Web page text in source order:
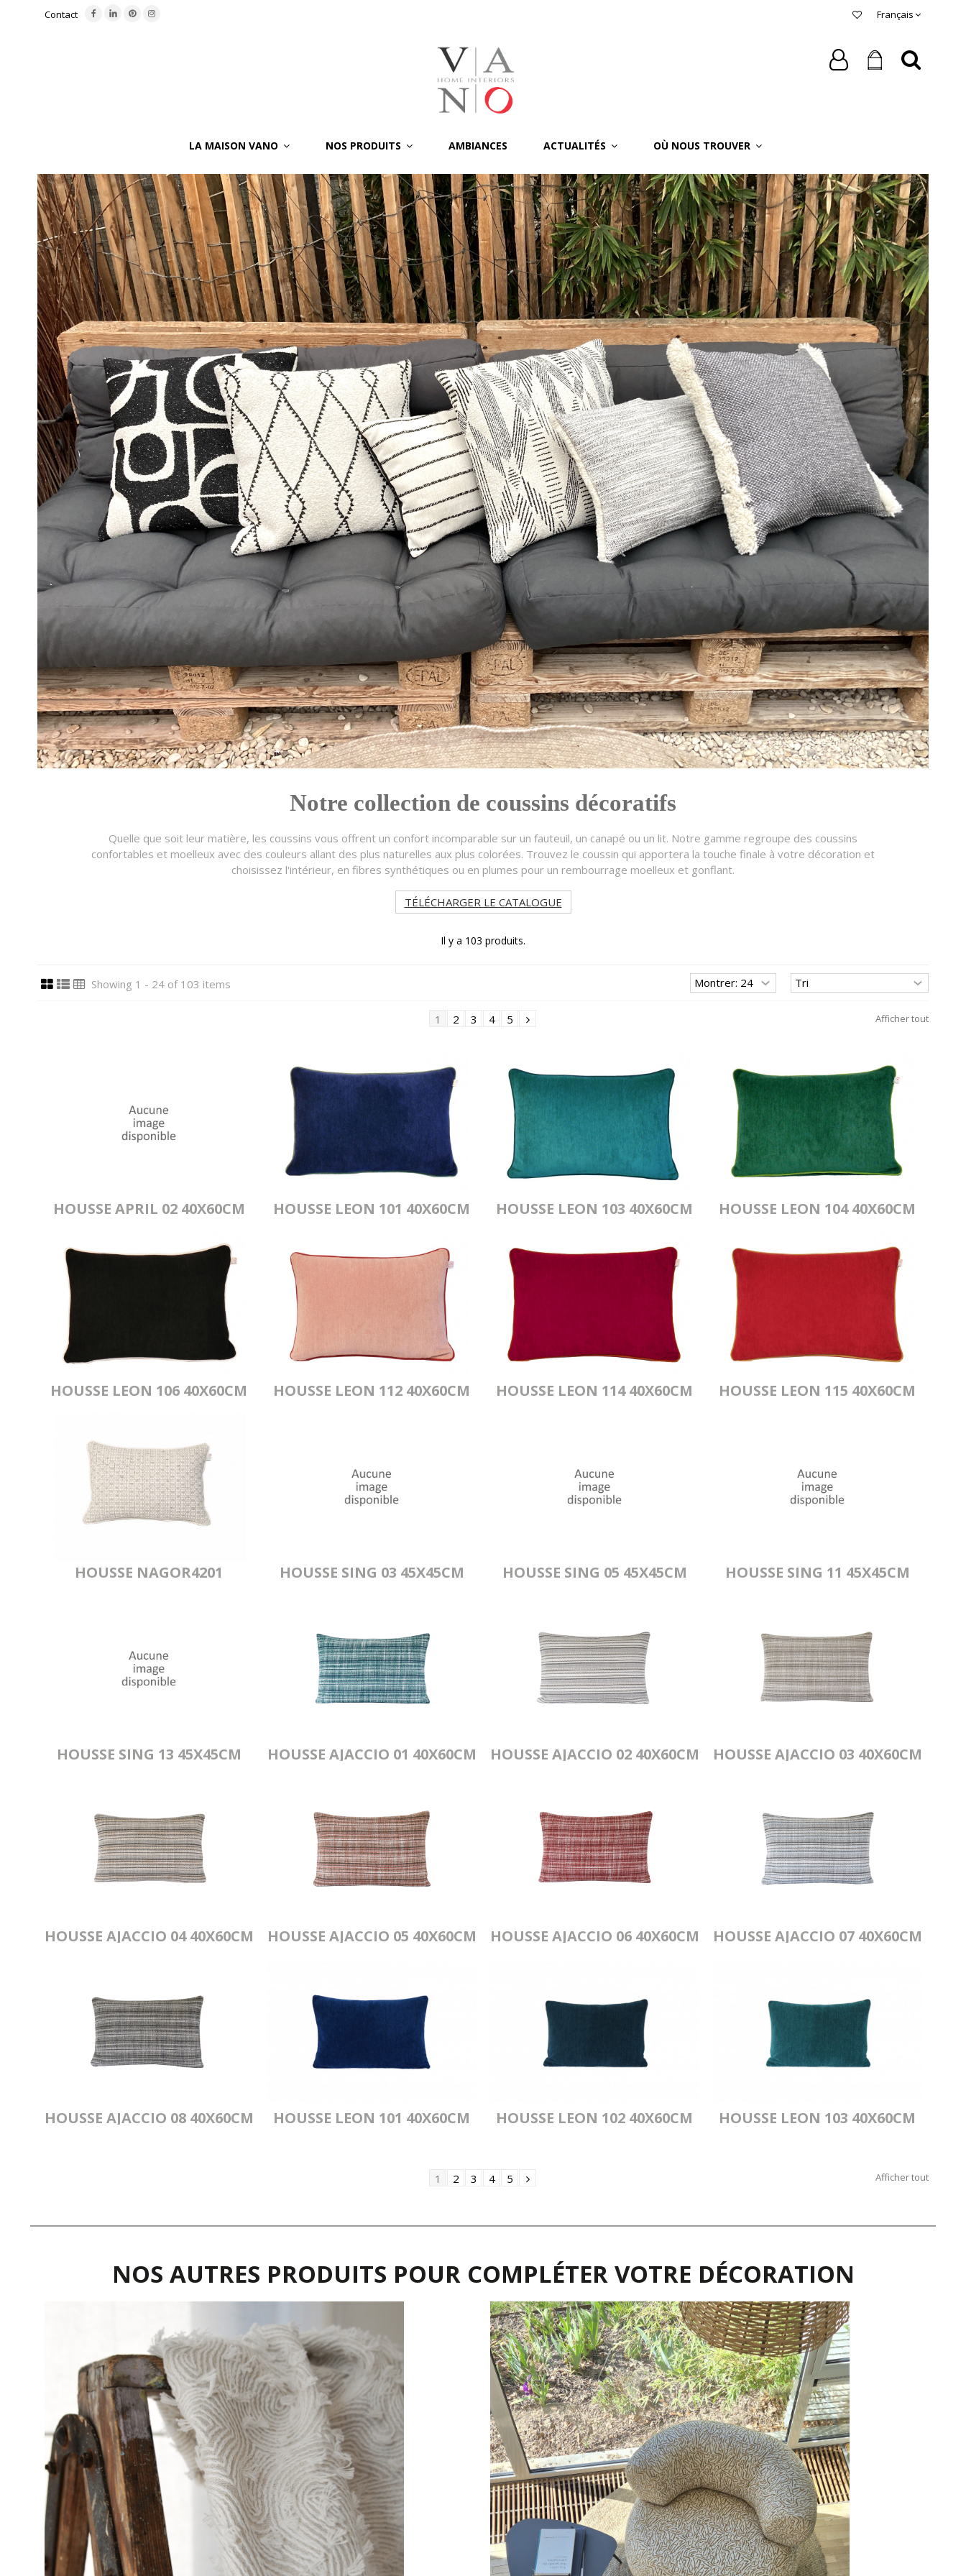
Français
Contact
LA MAISON VANO NOS PRODUITS AMBIANCES ACTUALITÉS OÙ NOUS TROUVER
Notre collection de coussins décoratifs
Quelle que soit leur matière, les coussins vous offrent un confort incomparable sur un fauteuil, un canapé ou un lit. Notre gamme regroupe des coussins
confortables et moelleux avec des couleurs allant des plus naturelles aux plus colorées. Trouvez le coussin qui apportera la touche finale à votre décoration et
choisissez l'intérieur, en fibres synthétiques ou en plumes pour un rembourrage moelleux et gonflant.
TÉLÉCHARGER LE CATALOGUE
Il y a 103 produits.
Showing 1 - 24 of 103 items
Afficher tout
1 2 3 4 5
HOUSSE APRIL 02 40X60CM HOUSSE LEON 101 40X60CM HOUSSE LEON 103 40X60CM HOUSSE LEON 104 40X60CM
HOUSSE LEON 106 40X60CM HOUSSE LEON 112 40X60CM HOUSSE LEON 114 40X60CM HOUSSE LEON 115 40X60CM
HOUSSE NAGOR4201 HOUSSE SING 03 45X45CM HOUSSE SING 05 45X45CM HOUSSE SING 11 45X45CM
HOUSSE SING 13 45X45CM HOUSSE AJACCIO 01 40X60CM HOUSSE AJACCIO 02 40X60CM HOUSSE AJACCIO 03 40X60CM
HOUSSE AJACCIO 04 40X60CM HOUSSE AJACCIO 05 40X60CM HOUSSE AJACCIO 06 40X60CM HOUSSE AJACCIO 07 40X60CM
HOUSSE AJACCIO 08 40X60CM HOUSSE LEON 101 40X60CM HOUSSE LEON 102 40X60CM HOUSSE LEON 103 40X60CM
Afficher tout
1 2 3 4 5
NOS AUTRES PRODUITS POUR COMPLÉTER VOTRE DÉCORATION